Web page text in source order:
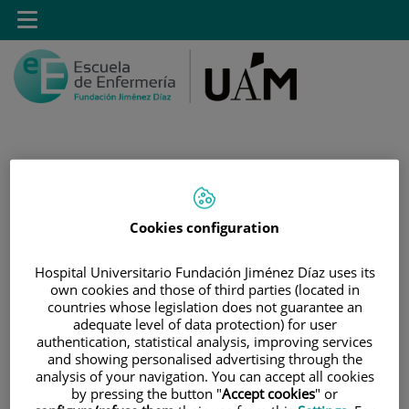
Saltar al contenido
Toggle
navigation
INICIO
BUZÓN DE SUGERENCIAS, QUEJAS Y RECLAMACIONES
GRADO Y POSTGRADO
Buzón de sugerencias,
Cookies configuration
Hospital Universitario Fundación Jiménez Díaz uses its
own cookies and those of third parties (located in
countries whose legislation does not guarantee an
adequate level of data protection) for user
authentication, statistical analysis, improving services
and showing personalised advertising through the
analysis of your navigation. You can accept all cookies
by pressing the button "Accept cookies" or